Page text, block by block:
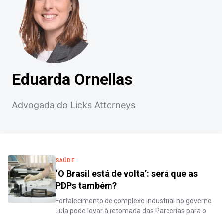
Eduarda Ornellas
Advogada do Licks Attorneys
SAÚDE
‘O Brasil está de volta’: será que as
PDPs também?
Fortalecimento de complexo industrial no governo
Lula pode levar à retomada das Parcerias para o